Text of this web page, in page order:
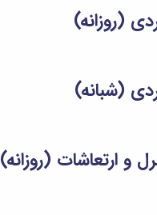
(روزانه)
(شبانه)
ارتعاشات (روزانه)